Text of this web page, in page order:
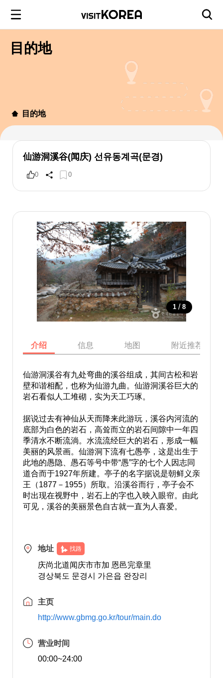
目的地
目的地
仙游洞溪谷(闻庆) 선유동계곡(문경)
0 0
1 / 8
介绍 信息 地图 附近推荐景点
仙游洞溪谷有九处弯曲的溪谷组成，其间古松和岩
壁和谐相配，也称为仙游九曲。仙游洞溪谷巨大的
岩石看似人工堆砌，实为天工巧琢。
据说过去有神仙从天而降来此游玩，溪谷内河流的
底部为白色的岩石，高耸而立的岩石间隙中一年四
季清水不断流淌。水流流经巨大的岩石，形成一幅
美丽的风景画。仙游洞下流有七愚亭，这是出生于
此地的愚隐、愚石等号中带“愚”字的七个人因志同
道合而于1927年所建。亭子的名字据说是朝鲜义亲
王（1877－1955）所取。沿溪谷而行，亭子会不
时出现在视野中，岩石上的字也入映入眼帘。由此
可见，溪谷的美丽景色自古就一直为人喜爱。
地址 找路
庆尚北道闻庆市市加 恩邑完章里
경상북도 문경시 가은읍 완장리
主页
http://www.gbmg.go.kr/tour/main.do
营业时间
00:00~24:00